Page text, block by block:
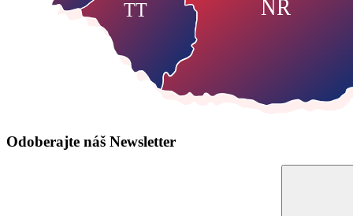
TT NR
Odoberajte náš Newsletter